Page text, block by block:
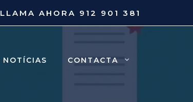
LLAMA AHORA 912 901 381
NOTÍCIAS CONTACTA